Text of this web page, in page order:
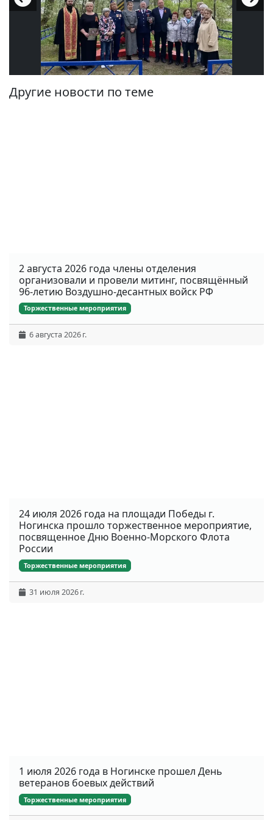
Другие новости по теме
2 августа 2026 года члены отделения
организовали и провели митинг, посвящённый
96-летию Воздушно-десантных войск РФ
Торжественные мероприятия
6 августа 2026 г.
24 июля 2026 года на площади Победы г.
Ногинска прошло торжественное мероприятие,
посвященное Дню Военно-Морского Флота
России
Торжественные мероприятия
31 июля 2026 г.
1 июля 2026 года в Ногинске прошел День
ветеранов боевых действий
Торжественные мероприятия